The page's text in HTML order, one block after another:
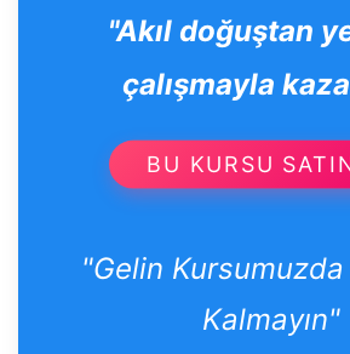
"Akıl doğuştan
çalışmayla
BU KURSU
"Gelin Kursumuzda
Kalmayın"